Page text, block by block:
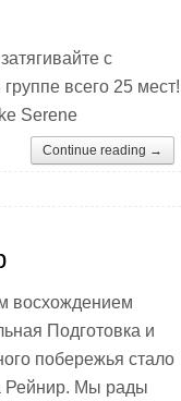
с
всего 25 мест!
Serene
Continue reading →
восхождением
Подготовка и
побережья стало
Рейнир. Мы рады